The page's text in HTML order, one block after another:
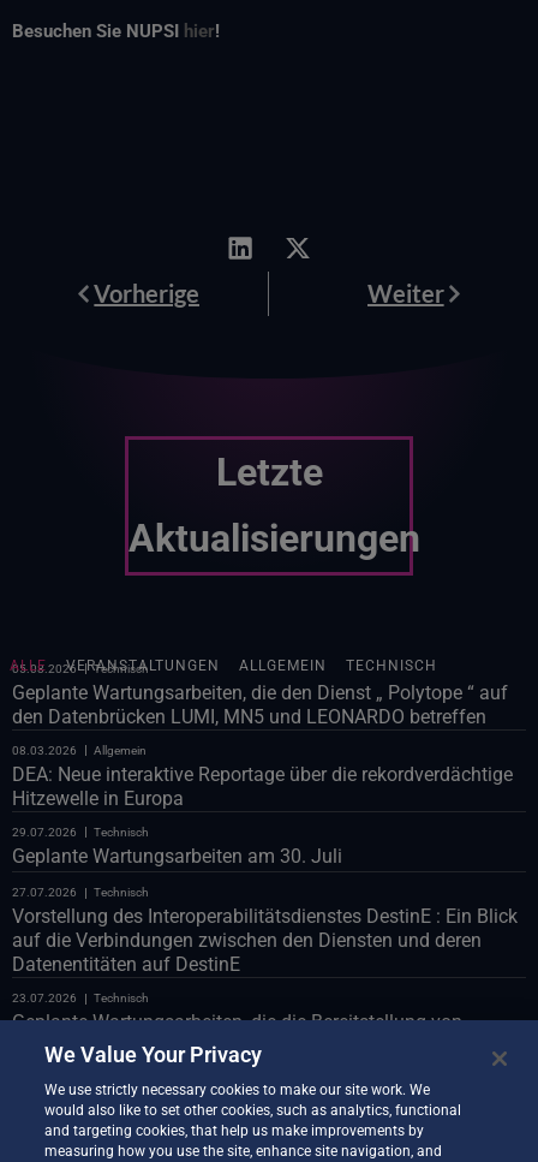
Besuchen Sie NUPSI hier!
PrevVorherige WeiterWeiter
Letzte
Aktualisierungen
VERANSTALTUNGEN ALLGEMEIN TECHNISCH
ALLE
05.08.2026 Technisch
Geplante Wartungsarbeiten, die den Dienst „ Polytope “ auf
den Datenbrücken LUMI, MN5 und LEONARDO betreffen
08.03.2026 Allgemein
DEA: Neue interaktive Reportage über die rekordverdächtige
Hitzewelle in Europa
29.07.2026 Technisch
Geplante Wartungsarbeiten am 30. Juli
27.07.2026 Technisch
Vorstellung des Interoperabilitätsdienstes DestinE : Ein Blick
auf die Verbindungen zwischen den Diensten und deren
Datenentitäten auf DestinE
23.07.2026 Technisch
Geplante Wartungsarbeiten, die die Bereitstellung von
Polytope über die LUMI-Databridge betreffen
Technisch
Geplante Wartungsarbeiten am Webportal am 24. Juli
Technisch
We Value Your Privacy
We use strictly necessary cookies to make our site work. We
would also like to set other cookies, such as analytics, functional
and targeting cookies, that help us make improvements by
measuring how you use the site, enhance site navigation, and